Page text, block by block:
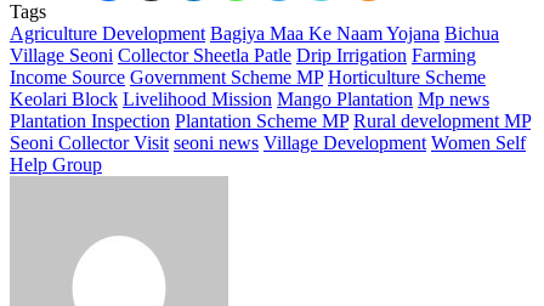
Tags
Agriculture Development Bagiya Maa Ke Naam Yojana Bichua
Village Seoni Collector Sheetla Patle Drip Irrigation Farming
Income Source Government Scheme MP Horticulture Scheme
Keolari Block Livelihood Mission Mango Plantation Mp news
Plantation Inspection Plantation Scheme MP Rural development MP
Seoni Collector Visit seoni news Village Development Women Self
Help Group